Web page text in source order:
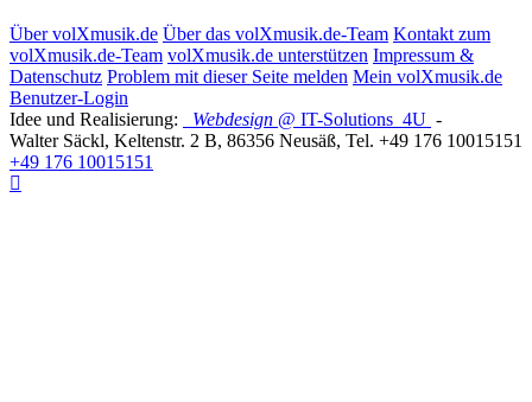
Über volXmusik.de Über das volXmusik.de-Team Kontakt zum
volXmusik.de-Team volXmusik.de unterstützen Impressum &
Datenschutz Problem mit dieser Seite melden Mein volXmusik.de
Benutzer-Login
Idee und Realisierung:
Webdesign @ IT-Solutions 4U -
Walter Säckl, Keltenstr. 2 B, 86356 Neusäß, Tel. +49 176 10015151
+49 176 10015151